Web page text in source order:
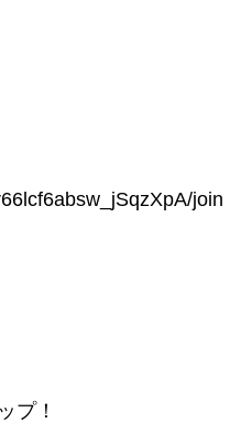
join
プ！